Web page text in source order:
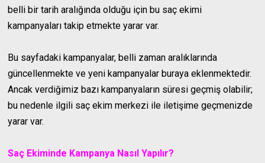
belli bir tarih aralığında olduğu için bu saç ekimi
kampanyaları takip etmekte yarar var.
Bu sayfadaki kampanyalar, belli zaman aralıklarında
güncellenmekte ve yeni kampanyalar buraya eklenmektedir.
Ancak verdiğimiz bazı kampanyaların süresi geçmiş olabilir;
bu nedenle ilgili saç ekim merkezi ile iletişime geçmenizde
yarar var.
Saç Ekiminde Kampanya Nasıl Yapılır?